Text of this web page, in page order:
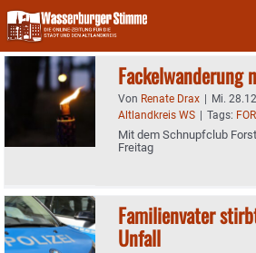
Skip
to
content
Fackelwanderung
Von Renate Drax | Mi.
Altlandkreis WS | Tags:
Mit dem Schnupfclub
Freitag
Familienvater
Unfall